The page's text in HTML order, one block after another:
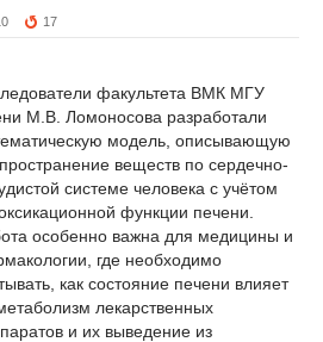
17
факультета ВМК МГУ
М.В. Ломоносова разработали
модель, описывающую
веществ по сердечно-
системе человека с учётом
функции печени.
особенно важна для медицины и
где необходимо
как состояние печени влияет
лекарственных
и их выведение из